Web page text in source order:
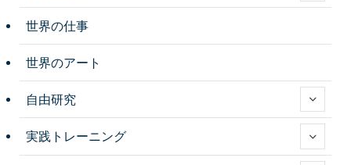
世界の仕事
世界のアート
自由研究
実践トレーニング